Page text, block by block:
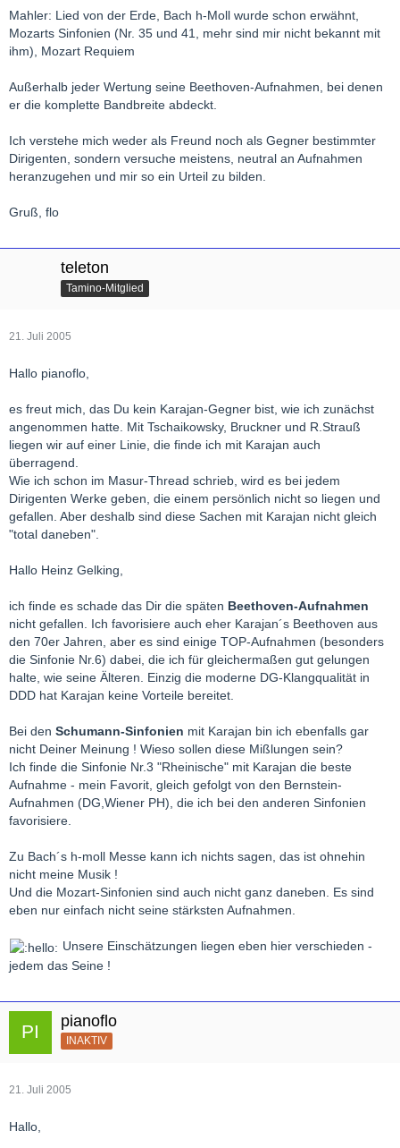
Mahler: Lied von der Erde, Bach h-Moll wurde schon erwähnt,
Mozarts Sinfonien (Nr. 35 und 41, mehr sind mir nicht bekannt mit
ihm), Mozart Requiem
Außerhalb jeder Wertung seine Beethoven-Aufnahmen, bei denen
er die komplette Bandbreite abdeckt.
Ich verstehe mich weder als Freund noch als Gegner bestimmter
Dirigenten, sondern versuche meistens, neutral an Aufnahmen
heranzugehen und mir so ein Urteil zu bilden.
Gruß, flo
teleton
Tamino-Mitglied
21. Juli 2005
Hallo pianoflo,
es freut mich, das Du kein Karajan-Gegner bist, wie ich zunächst
angenommen hatte. Mit Tschaikowsky, Bruckner und R.Strauß
liegen wir auf einer Linie, die finde ich mit Karajan auch
überragend.
Wie ich schon im Masur-Thread schrieb, wird es bei jedem
Dirigenten Werke geben, die einem persönlich nicht so liegen und
gefallen. Aber deshalb sind diese Sachen mit Karajan nicht gleich
"total daneben".
Hallo Heinz Gelking,
ich finde es schade das Dir die späten Beethoven-Aufnahmen
nicht gefallen. Ich favorisiere auch eher Karajan´s Beethoven aus
den 70er Jahren, aber es sind einige TOP-Aufnahmen (besonders
die Sinfonie Nr.6) dabei, die ich für gleichermaßen gut gelungen
halte, wie seine Älteren. Einzig die moderne DG-Klangqualität in
DDD hat Karajan keine Vorteile bereitet.
Bei den Schumann-Sinfonien mit Karajan bin ich ebenfalls gar
nicht Deiner Meinung ! Wieso sollen diese Mißlungen sein?
Ich finde die Sinfonie Nr.3 "Rheinische" mit Karajan die beste
Aufnahme - mein Favorit, gleich gefolgt von den Bernstein-
Aufnahmen (DG,Wiener PH), die ich bei den anderen Sinfonien
favorisiere.
Zu Bach´s h-moll Messe kann ich nichts sagen, das ist ohnehin
nicht meine Musik !
Und die Mozart-Sinfonien sind auch nicht ganz daneben. Es sind
eben nur einfach nicht seine stärksten Aufnahmen.
Unsere Einschätzungen liegen eben hier verschieden -
jedem das Seine !
pianoflo
INAKTIV
21. Juli 2005
Hallo,